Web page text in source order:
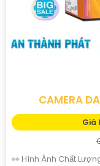
CAMERA
Giá
👀 Hình Ành Chất